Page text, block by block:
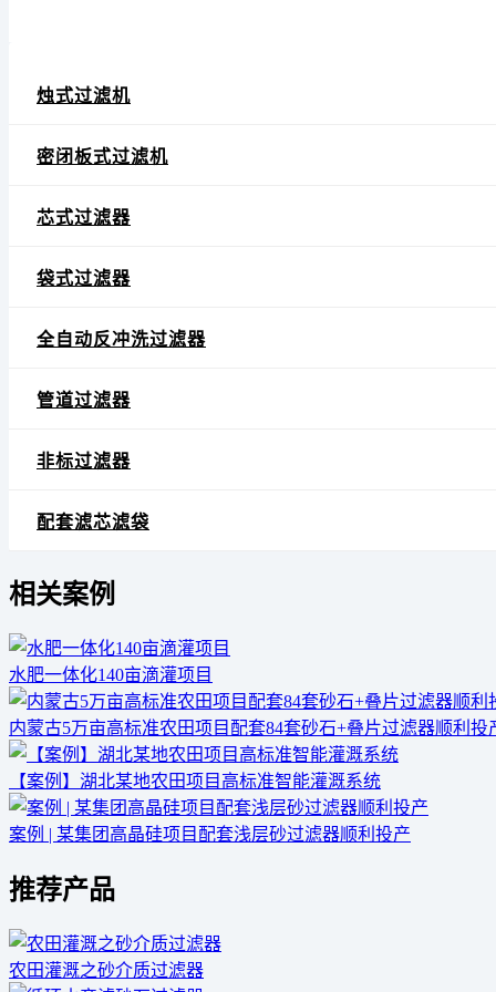
烛式过滤机
密闭板式过滤机
芯式过滤器
袋式过滤器
全自动反冲洗过滤器
管道过滤器
非标过滤器
配套滤芯滤袋
相关案例
水肥一体化140亩滴灌项目
内蒙古5万亩高标准农田项目配套84套砂石+叠片过滤器顺利投
【案例】湖北某地农田项目高标准智能灌溉系统
案例 | 某集团高晶硅项目配套浅层砂过滤器顺利投产
推荐产品
农田灌溉之砂介质过滤器